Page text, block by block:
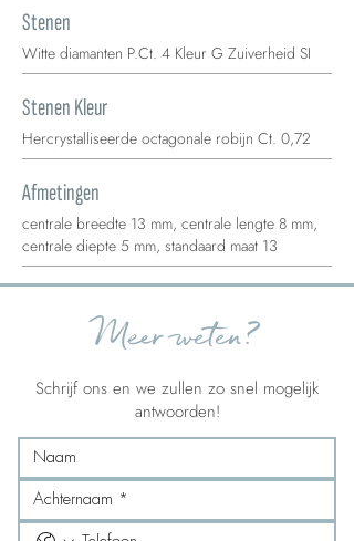
Stenen
Witte diamanten P.Ct. 4 Kleur G Zuiverheid SI
Stenen Kleur
Hercrystalliseerde octagonale robijn Ct. 0,72
Afmetingen
centrale breedte 13 mm, centrale lengte 8 mm,
centrale diepte 5 mm, standaard maat 13
Meer weten?
Schrijf ons en we zullen zo snel mogelijk
antwoorden!